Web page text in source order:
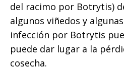
del racimo por Botrytis)
algunos viñedos y
infección por Botrytis
puede dar lugar a la
cosecha.